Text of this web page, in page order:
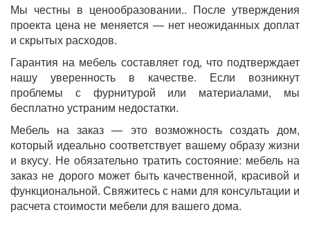
Мы честны в ценообразовании.. После утверждения
проекта цена не меняется — нет неожиданных доплат
и скрытых расходов.
Гарантия на мебель составляет год, что подтверждает
нашу уверенность в качестве. Если возникнут
проблемы с фурнитурой или материалами, мы
бесплатно устраним недостатки.
Мебель на заказ — это возможность создать дом,
который идеально соответствует вашему образу жизни
и вкусу. Не обязательно тратить состояние: мебель на
заказ не дорого может быть качественной, красивой и
функциональной. Свяжитесь с нами для консультации и
расчета стоимости мебели для вашего дома.